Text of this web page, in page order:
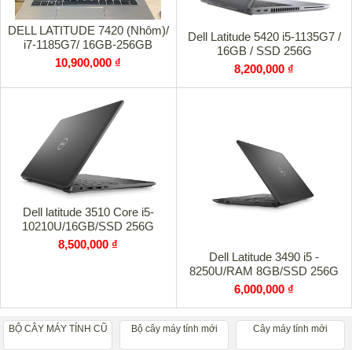
DELL LATITUDE 7420 (Nhôm)/
i7-1185G7/ 16GB-256GB
10,900,000 ₫
Dell Latitude 5420 i5-1135G7 /
16GB / SSD 256G
8,200,000 ₫
Dell latitude 3510 Core i5-
10210U/16GB/SSD 256G
8,500,000 ₫
Dell Latitude 3490 i5 -
8250U/RAM 8GB/SSD 256G
6,000,000 ₫
BỘ CÂY MÁY TÍNH CŨ Bộ cây máy tính mới Cây máy tính mới